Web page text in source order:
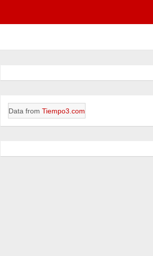
Data fromTiempo3.com